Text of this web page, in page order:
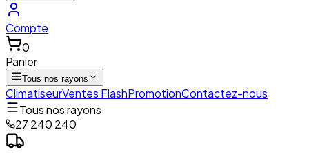
Compte
0
Panier
Tous nos rayons
ClimatiseurVentes FlashPromotionContactez-nous
Tous nos rayons
27 240 240